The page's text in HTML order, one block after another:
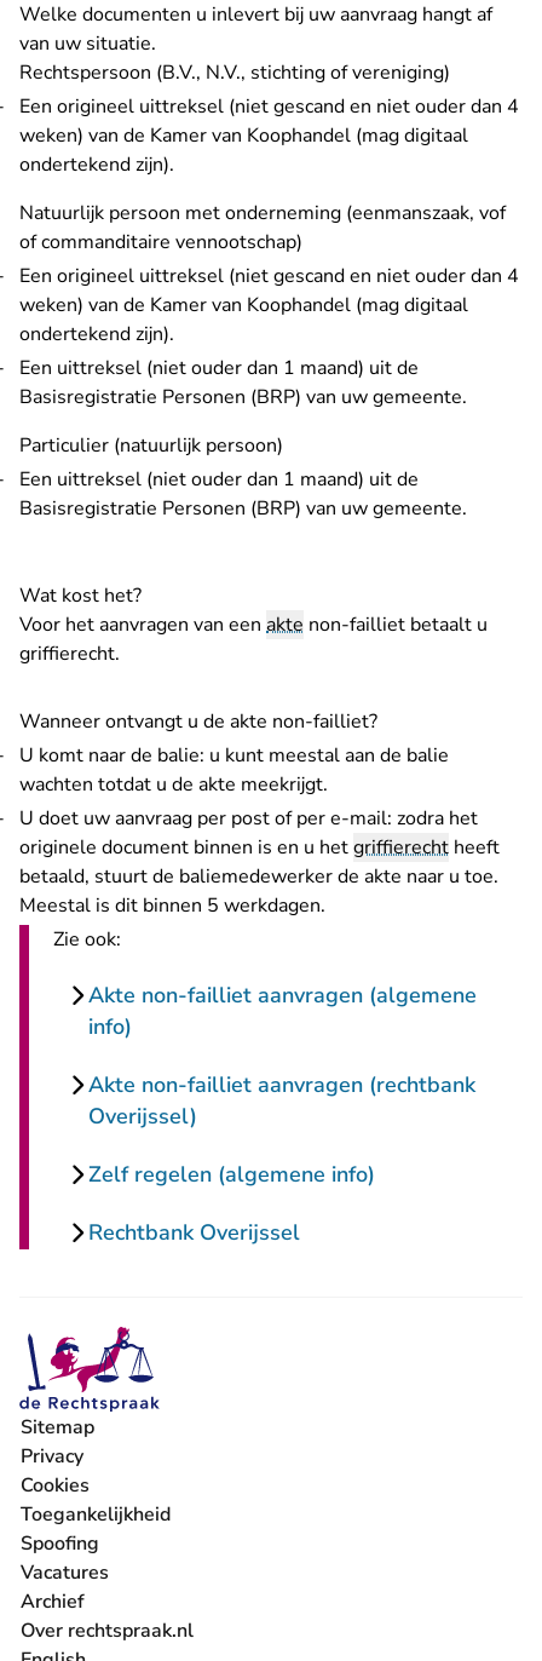
Welke documenten u inlevert bij uw aanvraag hangt af
van uw situatie.
Rechtspersoon (B.V., N.V., stichting of vereniging)
Een origineel uittreksel (niet gescand en niet ouder dan 4
weken) van de Kamer van Koophandel (mag digitaal
ondertekend zijn).
Natuurlijk persoon met onderneming (eenmanszaak, vof
of commanditaire vennootschap)
Een origineel uittreksel (niet gescand en niet ouder dan 4
weken) van de Kamer van Koophandel (mag digitaal
ondertekend zijn).
Een uittreksel (niet ouder dan 1 maand) uit de
Basisregistratie Personen (BRP) van uw gemeente.
Particulier (natuurlijk persoon)
Een uittreksel (niet ouder dan 1 maand) uit de
Basisregistratie Personen (BRP) van uw gemeente.
Wat kost het?
Voor het aanvragen van een akte non-failliet betaalt u
griffierecht.
Wanneer ontvangt u de akte non-failliet?
U komt naar de balie: u kunt meestal aan de balie
wachten totdat u de akte meekrijgt.
U doet uw aanvraag per post of per e-mail: zodra het
originele document binnen is en u hetgriffierecht heeft
betaald, stuurt de baliemedewerker de akte naar u toe.
Meestal is dit binnen 5 werkdagen.
Zie ook:
Akte non-failliet aanvragen (algemene
info)
Akte non-failliet aanvragen (rechtbank
Overijssel)
Zelf regelen (algemene info)
Rechtbank Overijssel
Sitemap
Privacy
Cookies
Toegankelijkheid
Spoofing
Vacatures
- U verlaat Rechtspraak.nl
Archief
Over rechtspraak.nl